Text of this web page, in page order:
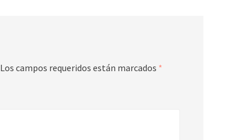
Los campos requeridos están marcados *